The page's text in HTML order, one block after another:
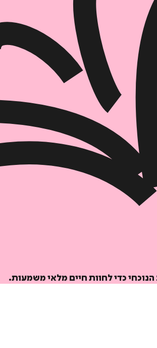
כדי לחוות חיים מלאי משמעות.